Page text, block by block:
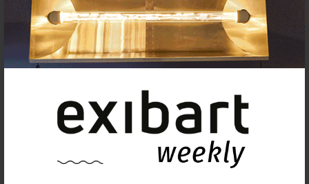
Agenda
Exposiciones, inauguraciones,
actividades.
¡Te ayudamos a encontrar el